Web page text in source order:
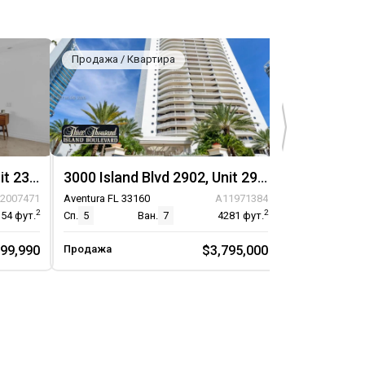
3000 Island Blvd 2305, Unit 2305
фут.2
Продажа / Квартира
3000 Island Blvd 2902, Unit 2902
Aventura FL 33160
A11971384
Сп. 5 Ван. 7 4281 фут.2
Продажа $3,795,000